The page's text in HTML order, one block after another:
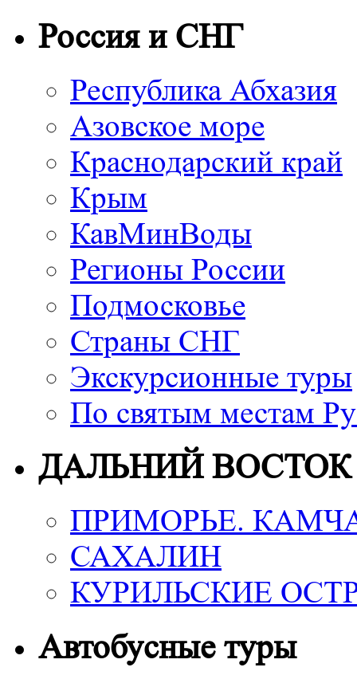
Россия и СНГ
Республика Абхазия
Азовское море
Краснодарский край
Крым
КавМинВоды
Регионы России
Подмосковье
Страны СНГ
Экскурсионные туры
По святым местам
ДАЛЬНИЙ ВОСТОК
ПРИМОРЬЕ.
САХАЛИН
КУРИЛЬСКИЕ
Автобусные туры